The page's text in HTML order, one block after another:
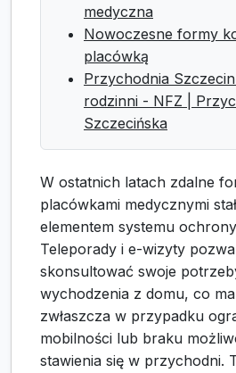
medyczna
Nowoczesne formy
placówką
Przychodnia
rodzinni - NFZ |
Szczecińska
W ostatnich latach zdalne
placówkami medycznymi
elementem systemu
Teleporady i e-wizyty
skonsultować swoje
wychodzenia z domu, co
zwłaszcza w przypadku
mobilności lub braku
stawienia się w przychodni.